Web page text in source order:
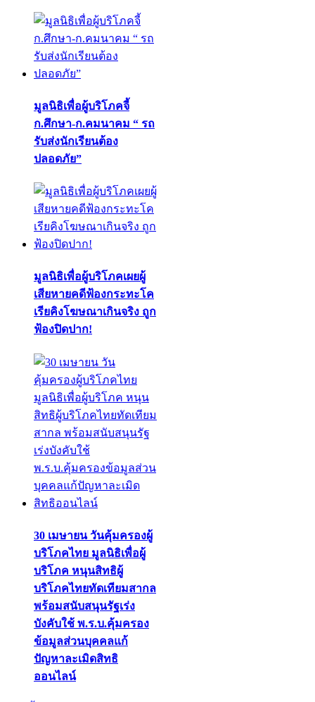
มูลนิธิเพื่อผู้บริโภคจี้
ก.ศึกษา-ก.คมนาคม “ รถ
รับส่งนักเรียนต้อง
ปลอดภัย”
มูลนิธิเพื่อผู้บริโภคเผยผู้
เสียหายคดีฟ้องกระทะโค
เรียคิงโฆษณาเกินจริง ถูก
ฟ้องปิดปาก!
30 เมษายน วันคุ้มครองผู้
บริโภคไทย มูลนิธิเพื่อผู้
บริโภค หนุนสิทธิผู้
บริโภคไทยทัดเทียมสากล
พร้อมสนับสนุนรัฐเร่ง
บังคับใช้ พ.ร.บ.คุ้มครอง
ข้อมูลส่วนบุคคลแก้
ปัญหาละเมิดสิทธิ
ออนไลน์